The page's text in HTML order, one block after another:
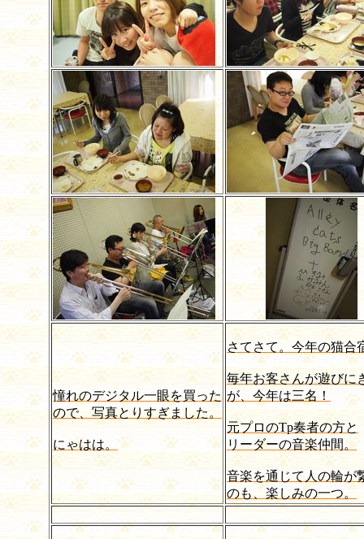
憧れのデジタル一眼を買った
ので、写真とりすぎました。
にゃはは。
さてさて。今年の猫合
毎年お客さんが遊びに
が、今年は三名！
元プロのTp奏者の方と
リーダーの音楽仲間。
音楽を通じて人の輪が
のも、楽しみの一つ。